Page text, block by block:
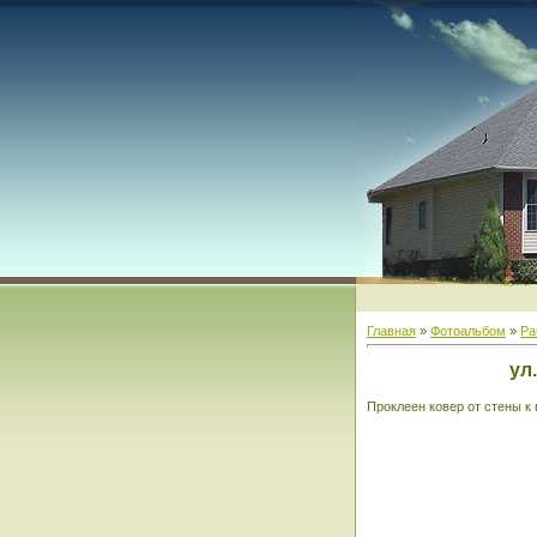
Главная » Фотоальбом »
Проклеен ковер от стены к